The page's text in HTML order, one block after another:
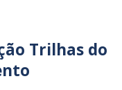
Trilhas do